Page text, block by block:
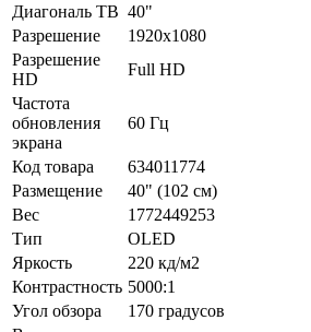
Диагональ ТВ 40"
Разрешение
1920x1080
Разрешение
HD
Full HD
Частота
обновления
экрана
60 Гц
Код товара
634011774
Размещение
40" (102 см)
Вес
1772449253
Тип
OLED
Яркость
220 кд/м2
Контрастность 5000:1
Угол обзора
170 градусов